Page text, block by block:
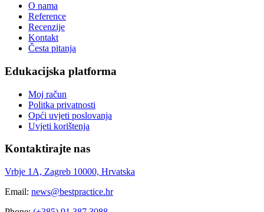
O nama
Reference
Recenzije
Kontakt
Česta pitanja
Edukacijska platforma
Moj račun
Politka privatnosti
Opći uvjeti poslovanja
Uvjeti korištenja
Kontaktirajte nas
Vrbje 1A, Zagreb 10000, Hrvatska
Email: news@bestpractice.hr